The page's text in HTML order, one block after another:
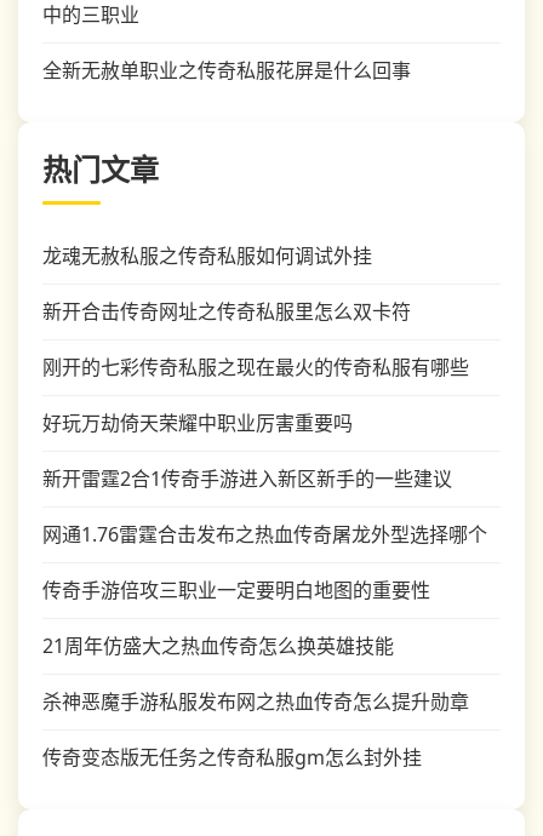
中的三职业
全新无赦单职业之传奇私服花屏是什么回事
热门文章
龙魂无赦私服之传奇私服如何调试外挂
新开合击传奇网址之传奇私服里怎么双卡符
刚开的七彩传奇私服之现在最火的传奇私服有哪些
好玩万劫倚天荣耀中职业厉害重要吗
新开雷霆2合1传奇手游进入新区新手的一些建议
网通1.76雷霆合击发布之热血传奇屠龙外型选择哪个
传奇手游倍攻三职业一定要明白地图的重要性
21周年仿盛大之热血传奇怎么换英雄技能
杀神恶魔手游私服发布网之热血传奇怎么提升勋章
传奇变态版无任务之传奇私服gm怎么封外挂